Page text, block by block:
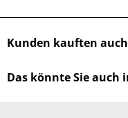
Kunden kauften auch
Das könnte Sie auch